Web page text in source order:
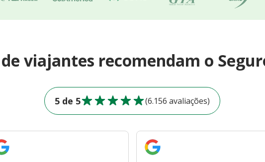
viajantes recomendam o
5 de 5 (6.156 avaliações)